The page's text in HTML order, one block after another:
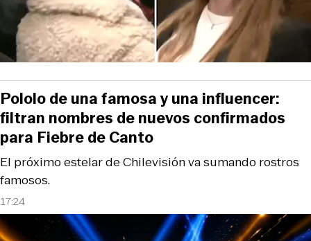
17:24
El próximo estelar de Chilevisión va sumando rostros
famosos.
Pololo de una famosa y una influencer:
filtran nombres de nuevos confirmados
para Fiebre de Canto